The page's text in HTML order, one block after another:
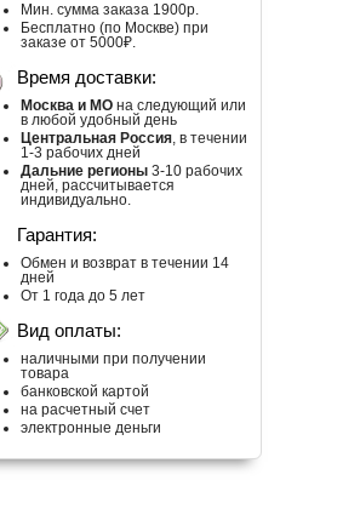
Мин. сумма заказа 1900р.
Бесплатно (по Москве) при
заказе от 5000₽.
Время доставки:
Москва и МО на следующий или
в любой удобный день
Центральная Россия, в течении
1-3 рабочих дней
Дальние регионы 3-10 рабочих
дней, рассчитывается
индивидуально.
Гарантия:
Обмен и возврат в течении 14
дней
От 1 года до 5 лет
Вид оплаты:
наличными при получении
товара
банковской картой
на расчетный счет
электронные деньги